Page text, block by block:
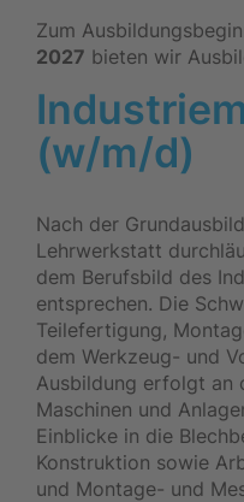
Zum
2027 bieten wir
(w/m/d)
Nach der
Lehrwerkstatt
dem Berufsbild des
entsprechen. Die
Teilefertigung,
dem Werkzeug- und
Ausbildung erfolgt an
Maschinen und
Einblicke in die
Konstruktion sowie
und Montage- und